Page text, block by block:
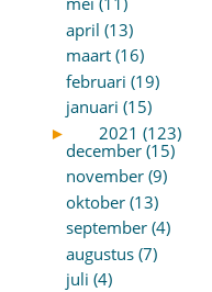
april (13)
maart (16)
februari (19)
januari (15)
►
2021 (123)
december (15)
november (9)
oktober (13)
september (4)
augustus (7)
juli (4)